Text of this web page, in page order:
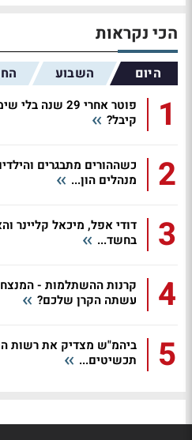
הכי נקראות
היום השבוע
1
קיבל?
2
כשההורים מתבגרים
מנהלים הון...
3
דודי אפל, מיכאל קליינר
בחשד...
4
קרנות ההשתלמות -
עשתה הקרן שלכם?
5
ביהמ"ש מצדיק את רשות
תכשיטים...